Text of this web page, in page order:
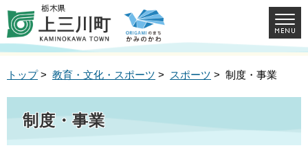
トップ> 教育・文化・スポーツ > スポーツ > 制度・事業
制度・事業